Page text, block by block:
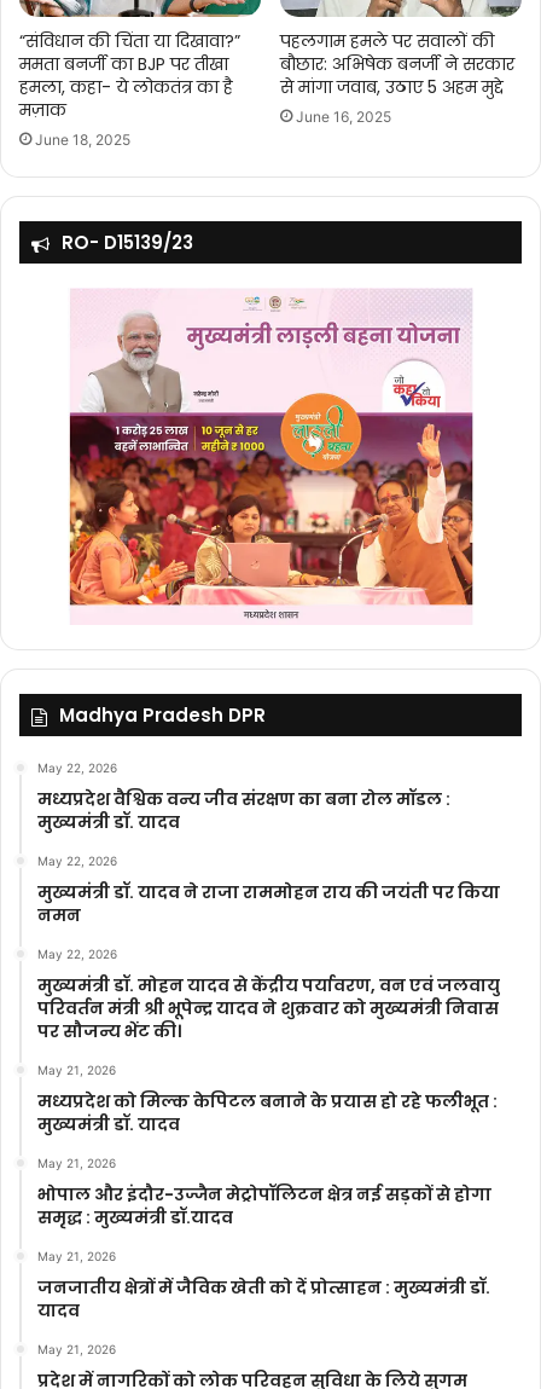
“संविधान की चिंता या दिखावा?”
ममता बनर्जी का BJP पर तीखा
हमला, कहा- ये लोकतंत्र का है
मज़ाक
June 18, 2025
पहलगाम हमले पर सवालों की
बौछार: अभिषेक बनर्जी ने सरकार
से मांगा जवाब, उठाए 5 अहम मुद्दे
June 16, 2025
RO- D15139/23
Madhya Pradesh DPR
May 22, 2026
मध्यप्रदेश वैश्विक वन्य जीव संरक्षण का बना रोल मॉडल :
मुख्यमंत्री डॉ. यादव
May 22, 2026
मुख्यमंत्री डॉ. यादव ने राजा राममोहन राय की जयंती पर किया
नमन
May 22, 2026
मुख्यमंत्री डॉ. मोहन यादव से केंद्रीय पर्यावरण, वन एवं जलवायु
परिवर्तन मंत्री श्री भूपेन्द्र यादव ने शुक्रवार को मुख्यमंत्री निवास
पर सौजन्य भेंट की।
May 21, 2026
मध्यप्रदेश को मिल्क केपिटल बनाने के प्रयास हो रहे फलीभूत :
मुख्यमंत्री डॉ. यादव
May 21, 2026
भोपाल और इंदौर-उज्जैन मेट्रोपॉलिटन क्षेत्र नई सड़कों से होगा
समृद्ध : मुख्यमंत्री डॉ.यादव
May 21, 2026
जनजातीय क्षेत्रों में जैविक खेती को दें प्रोत्साहन : मुख्यमंत्री डॉ.
यादव
May 21, 2026
प्रदेश में नागरिकों को लोक परिवहन सुविधा के लिये सुगम